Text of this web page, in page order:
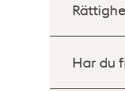
Har du